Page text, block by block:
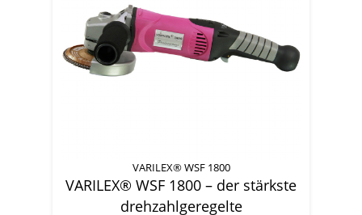
VARILEX® WSF 1800
VARILEX® WSF 1800 – der stärkste
drehzahlgeregelte